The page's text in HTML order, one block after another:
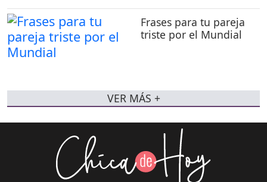
Frases para tu pareja
triste por el Mundial
VER MÁS +